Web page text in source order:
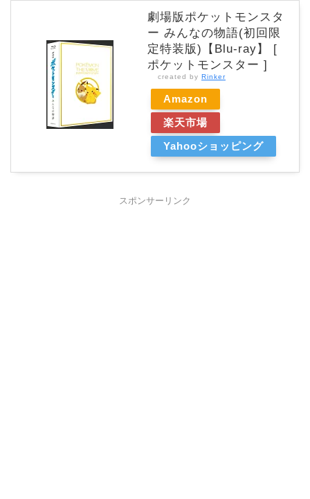
劇場版ポケットモンスタ
ー みんなの物語(初回限
定特装版)【Blu-ray】 [
ポケットモンスター ]
created by Rinker
Amazon
楽天市場
Yahooショッピング
スポンサーリンク